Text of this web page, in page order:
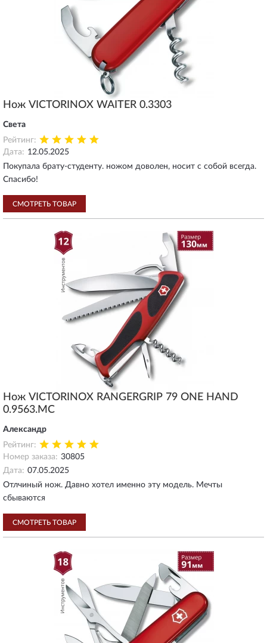
Нож VICTORINOX WAITER 0.3303
Света
Рейтинг:
Дата: 12.05.2025
Покупала брату-студенту. ножом доволен, носит с собой всегда.
Спасибо!
СМОТРЕТЬ ТОВАР
Нож VICTORINOX RANGERGRIP 79 ONE HAND
0.9563.MC
Александр
Рейтинг:
Номер заказа: 30805
Дата: 07.05.2025
Отлчиный нож. Давно хотел именно эту модель. Мечты
сбываются
СМОТРЕТЬ ТОВАР